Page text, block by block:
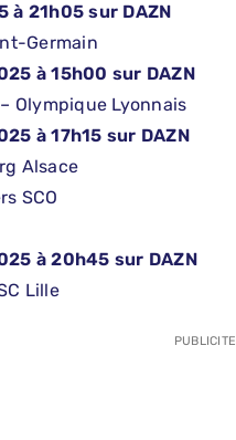
à 21h05 sur DAZN
Germain
à 15h00 sur DAZN
Olympique Lyonnais
à 17h15 sur DAZN
Alsace
SCO
à 20h45 sur DAZN
Lille
PUBLICITE